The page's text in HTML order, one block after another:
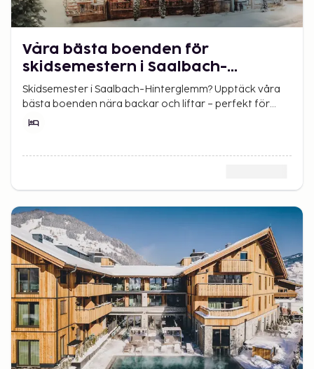
Våra bästa boenden för
skidsemestern i Saalbach-
Hinterglemm
Skidsemester i Saalbach-Hinterglemm? Upptäck våra
bästa boenden nära backar och liftar – perfekt för
både familjer och vänner.